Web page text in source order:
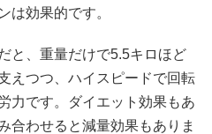
は効果的です。
と、重量だけで5.5キロほど
えつつ、ハイスピードで回転
力です。ダイエット効果もあ
合わせると減量効果もありま